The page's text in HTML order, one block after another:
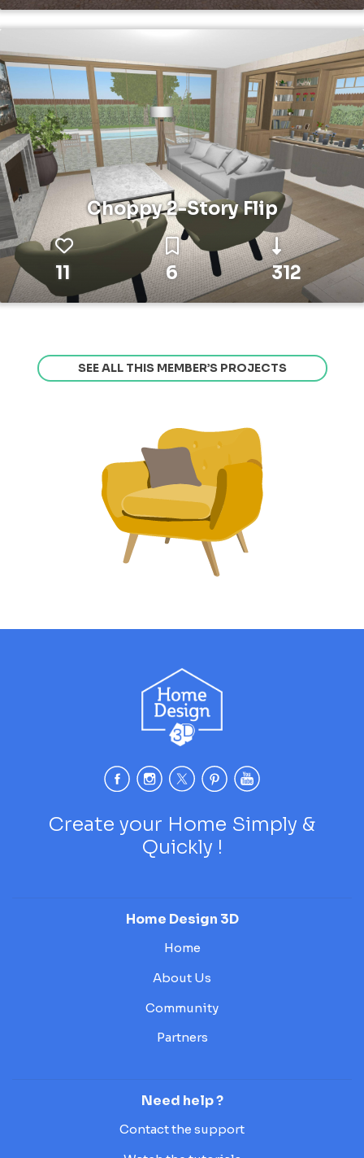
Choppy 2-Story Flip
11 6 312
SEE ALL THIS MEMBER’S PROJECTS
Create your Home Simply &
Quickly !
Home Design 3D
Home
About Us
Community
Partners
Need help ?
Contact the support